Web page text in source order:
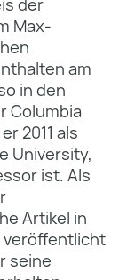
Max-
am
in den
Columbia
2011 als
University,
ist. Als
Artikel in
seine